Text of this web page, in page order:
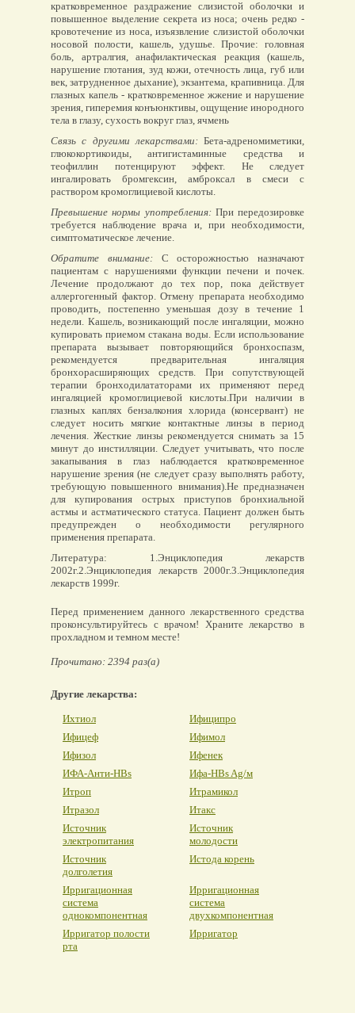
кратковременное раздражение слизистой оболочки и
повышенное выделение секрета из носа; очень редко -
кровотечение из носа, изъязвление слизистой оболочки
носовой полости, кашель, удушье. Прочие: головная
боль, артралгия, анафилактическая реакция (кашель,
нарушение глотания, зуд кожи, отечность лица, губ или
век, затрудненное дыхание), экзантема, крапивница. Для
глазных капель - кратковременное жжение и нарушение
зрения, гиперемия конъюнктивы, ощущение инородного
тела в глазу, сухость вокруг глаз, ячмень
Связь с другими лекарствами:Бета-адреномиметики,
глюкокортикоиды, антигистаминные средства и
теофиллин потенцируют эффект. Не следует
ингалировать бромгексин, амброксал в смеси с
раствором кромоглициевой кислоты.
Превышение нормы употребления: При передозировке
требуется наблюдение врача и, при необходимости,
симптоматическое лечение.
Обратите внимание:С осторожностью назначают
пациентам с нарушениями функции печени и почек.
Лечение продолжают до тех пор, пока действует
аллергогенный фактор. Отмену препарата необходимо
проводить, постепенно уменьшая дозу в течение 1
недели. Кашель, возникающий после ингаляции, можно
купировать приемом стакана воды. Если использование
препарата вызывает повторяющийся бронхоспазм,
рекомендуется предварительная ингаляция
бронхорасширяющих средств. При сопутствующей
терапии бронходилататорами их применяют перед
ингаляцией кромоглициевой кислоты.При наличии в
глазных каплях бензалкония хлорида (консервант) не
следует носить мягкие контактные линзы в период
лечения. Жесткие линзы рекомендуется снимать за 15
минут до инстилляции. Следует учитывать, что после
закапывания в глаз наблюдается кратковременное
нарушение зрения (не следует сразу выполнять работу,
требующую повышенного внимания).Не предназначен
для купирования острых приступов бронхиальной
астмы и астматического статуса. Пациент должен быть
предупрежден о необходимости регулярного
применения препарата.
Литература: 1.Энциклопедия лекарств
2002г.2.Энциклопедия лекарств 2000г.3.Энциклопедия
лекарств 1999г.
Перед применением данного лекарственного средства
проконсультируйтесь с врачом! Храните лекарство в
прохладном и темном месте!
Прочитано: 2394 раз(а)
Другие лекарства:
Ихтиол
Ифиципро
Ифицеф
Ифимол
Ифизол
Ифенек
ИФА-Анти-HBs
Ифа-HBs Ag/м
Итроп
Итрамикол
Итразол
Итакс
Источник
электропитания
Источник
молодости
Источник
долголетия
Истода корень
Ирригационная
система
однокомпонентная
Ирригационная
система
двухкомпонентная
Ирригатор полости
рта
Ирригатор